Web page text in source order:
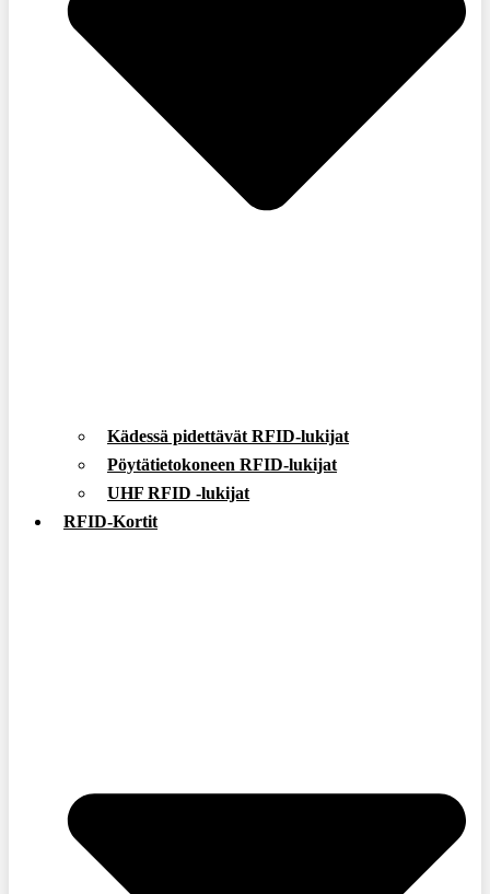
Kädessä pidettävät RFID-lukijat
Pöytätietokoneen RFID-lukijat
UHF RFID -lukijat
RFID-Kortit